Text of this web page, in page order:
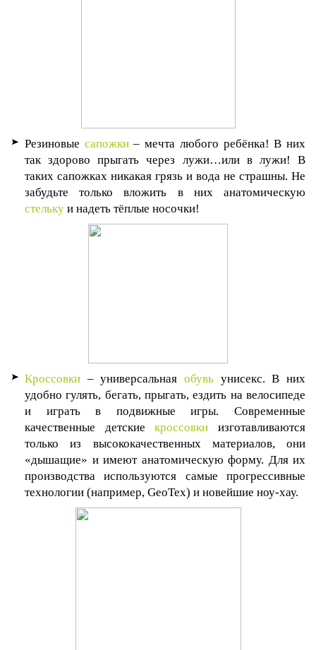
Резиновые сапожки– мечта любого ребёнка! В них
так здорово прыгать через лужи…или в лужи! В
таких сапожках никакая грязь и вода не страшны. Не
забудьте только вложить в них анатомическую
стельку и надеть тёплые носочки!
Кроссовки – универсальная обувь унисекс. В них
удобно гулять, бегать, прыгать, ездить на велосипеде
и играть в подвижные игры. Современные
качественные детскиекроссовки изготавливаются
только из высококачественных материалов, они
«дышащие» и имеют анатомическую форму. Для их
производства используются самые прогрессивные
технологии (например, GeoTex) и новейшие ноу-хау.